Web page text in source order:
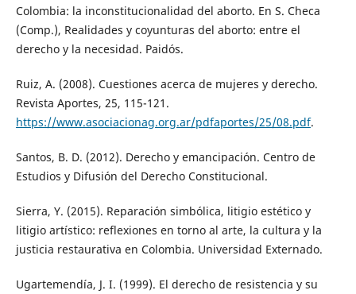
Colombia: la inconstitucionalidad del aborto. En S. Checa
(Comp.), Realidades y coyunturas del aborto: entre el
derecho y la necesidad. Paidós.
Ruiz, A. (2008). Cuestiones acerca de mujeres y derecho.
Revista Aportes, 25, 115-121.
https://www.asociacionag.org.ar/pdfaportes/25/08.pdf.
Santos, B. D. (2012). Derecho y emancipación. Centro de
Estudios y Difusión del Derecho Constitucional.
Sierra, Y. (2015). Reparación simbólica, litigio estético y
litigio artístico: reflexiones en torno al arte, la cultura y la
justicia restaurativa en Colombia. Universidad Externado.
Ugartemendía, J. I. (1999). El derecho de resistencia y su